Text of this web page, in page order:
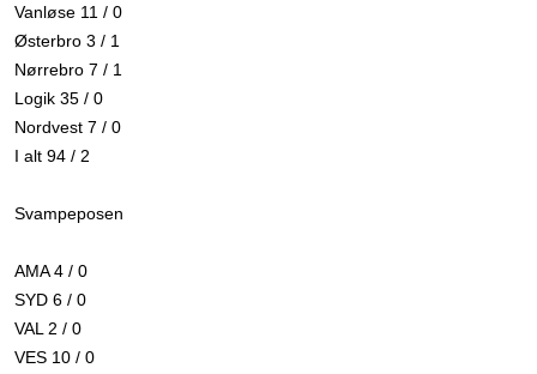
Vanløse 11 / 0
Østerbro 3 / 1
Nørrebro 7 / 1
Logik 35 / 0
Nordvest 7 / 0
I alt 94 / 2
Svampeposen
AMA 4 / 0
SYD 6 / 0
VAL 2 / 0
VES 10 / 0